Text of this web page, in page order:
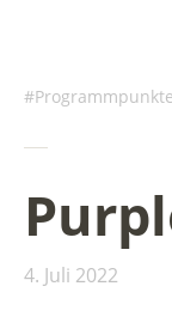
Programmpunkte
4. Juli 2022